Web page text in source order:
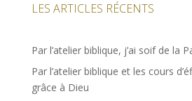
LES ARTICLES RÉCENTS
Par l’atelier biblique, j’ai soif de la
Par l’atelier biblique et les cours
grâce à Dieu